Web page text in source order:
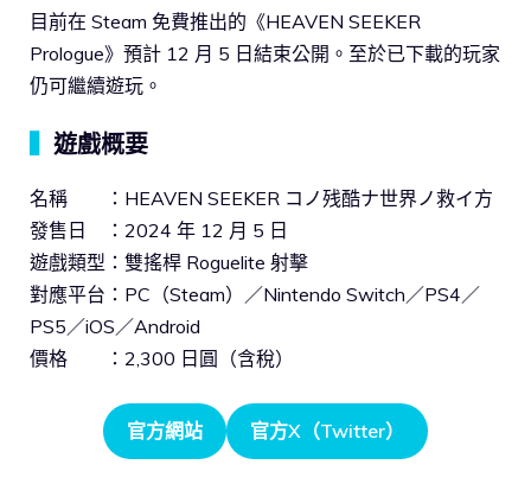
目前在 Steam 免費推出的《HEAVEN SEEKER
Prologue》預計 12 月 5 日結束公開。至於已下載的玩家
仍可繼續遊玩。
遊戲概要
名稱 ：HEAVEN SEEKER コノ残酷ナ世界ノ救イ方
發售日 ：2024 年 12 月 5 日
遊戲類型：雙搖桿 Roguelite 射擊
對應平台：PC（Steam）／Nintendo Switch／PS4／
PS5／iOS／Android
價格 ：2,300 日圓（含稅）
官方網站 官方X（Twitter）